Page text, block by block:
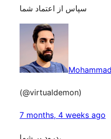
سپاس از اعتماد شما
Mohammad
(@virtualdemon)
7 months, 4 weeks ago